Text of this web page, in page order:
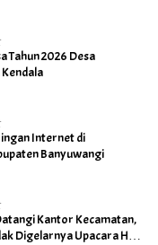
Tahun 2026 Desa
Internet di
Banyuwangi
Kantor Kecamatan,
Digelarnya Upacara HUT